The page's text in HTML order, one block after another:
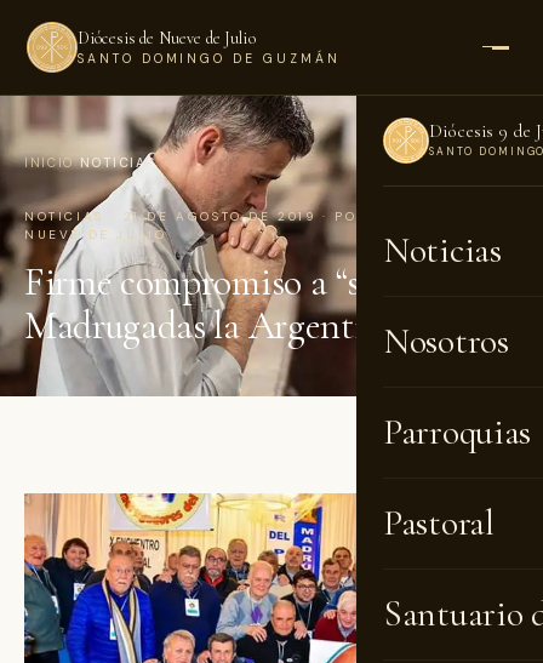
Diócesis de Nueve de Julio
SANTO DOMINGO DE GUZMÁN
Diócesis 9 de
SANTO
Noticias
Nosotros
Parroquias
Pastoral
Santuario
INICIO›NOTICIAS
NOTICIAS · 21 DE AGOSTO DE 2019 · POR DIÓCESIS DE
NUEVE DE JULIO
Firme compromiso a “sembrar de
Madrugadas la Argentina”